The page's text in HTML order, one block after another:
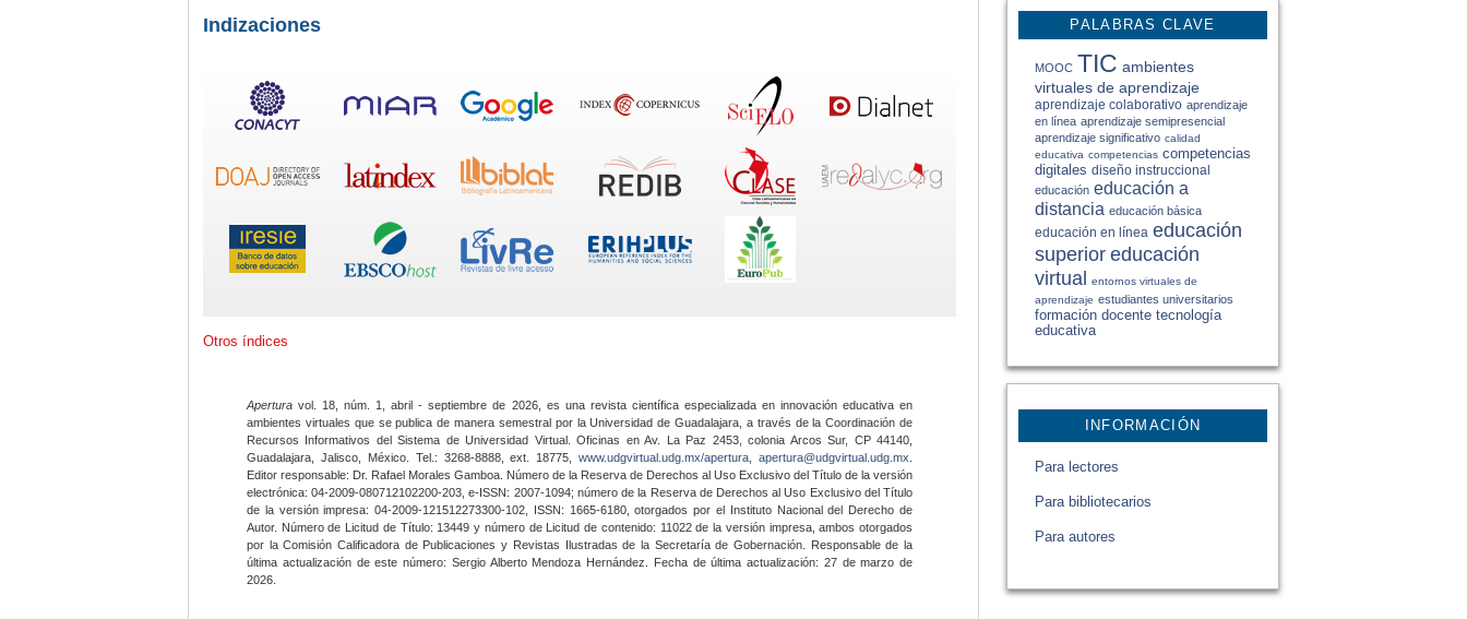
PALABRAS CLAVE
MOOC TIC ambientes
virtuales de aprendizaje
aprendizaje colaborativo aprendizaje
en línea aprendizaje semipresencial
aprendizaje significativo calidad
educativa competencias competencias
digitales diseño instruccional
educación educación a
distancia educación básica
educación en línea educación
superior educación
virtual entornos virtuales de
aprendizaje estudiantes universitarios
formación docente tecnología
educativa
INFORMACIÓN
Para lectores
Para bibliotecarios
Para autores
Indizaciones
Otros índices
Apertura vol. 18, núm. 1, abril - septiembre de 2026, es una revista científica especializada en innovación educativa en
ambientes virtuales que se publica de manera semestral por la Universidad de Guadalajara, a través de la Coordinación de
Recursos Informativos del Sistema de Universidad Virtual. Oficinas en Av. La Paz 2453, colonia Arcos Sur, CP 44140,
Guadalajara, Jalisco, México. Tel.: 3268-8888, ext. 18775,www.udgvirtual.udg.mx/apertura apertura@udgvirtual.udg.mx
Editor responsable: Dr. Rafael Morales Gamboa. Número de la Reserva de Derechos al Uso Exclusivo del Título de la versión
electrónica: 04-2009-080712102200-203, e-ISSN: 2007-1094; número de la Reserva de Derechos al Uso Exclusivo del Título
de la versión impresa: 04-2009-121512273300-102, ISSN: 1665-6180, otorgados por el Instituto Nacional del Derecho de
Autor. Número de Licitud de Título: 13449 y número de Licitud de contenido: 11022 de la versión impresa, ambos otorgados
por la Comisión Calificadora de Publicaciones y Revistas Ilustradas de la Secretaría de Gobernación. Responsable de la
última actualización de este número: Sergio Alberto Mendoza Hernández. Fecha de última actualización: 27 de marzo de
2026.